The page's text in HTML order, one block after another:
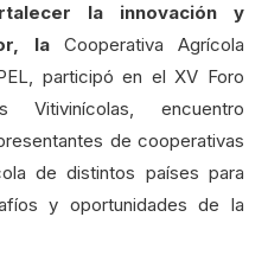
la innovación y
laCooperativa Agrícola
participó en el XV Foro
Vitivinícolas, encuentro
de cooperativas
de distintos países para
y oportunidades de la